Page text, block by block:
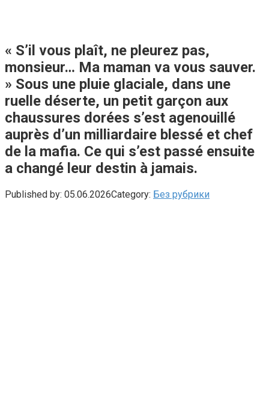
« S’il vous plaît, ne pleurez pas,
monsieur… Ma maman va vous sauver.
» Sous une pluie glaciale, dans une
ruelle déserte, un petit garçon aux
chaussures dorées s’est agenouillé
auprès d’un milliardaire blessé et chef
de la mafia. Ce qui s’est passé ensuite
a changé leur destin à jamais.
Published by: 05.06.2026Category: Без рубрики